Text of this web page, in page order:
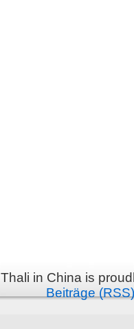
Thali in China is
Beiträge (RSS)